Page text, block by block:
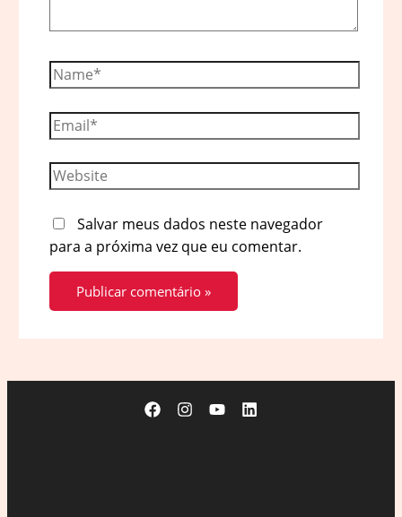
Name*
Email*
Website
Salvar meus dados neste navegador
para a próxima vez que eu comentar.